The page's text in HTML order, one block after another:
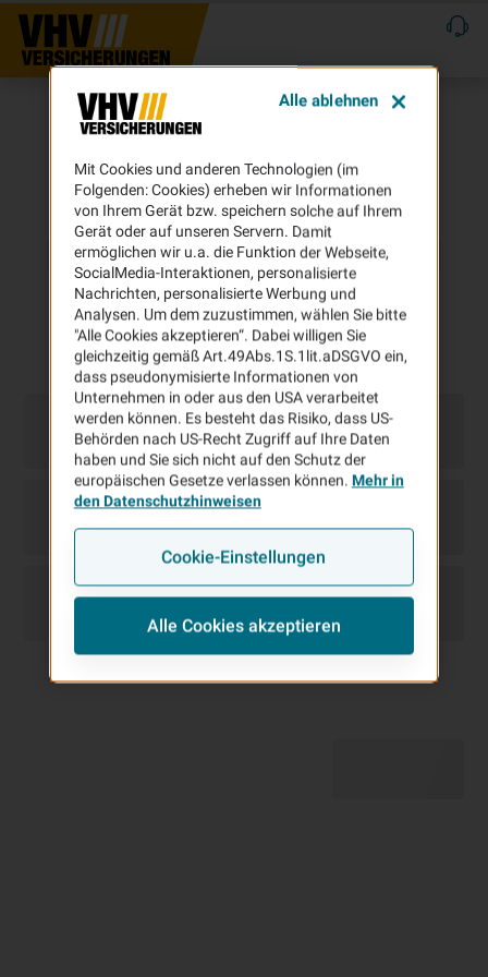
Mit Cookies und anderen Technologien (im
Folgenden: Cookies) erheben wir Informationen
von Ihrem Gerät bzw. speichern solche auf Ihrem
Gerät oder auf unseren Servern. Damit
ermöglichen wir u.a. die Funktion der Webseite,
SocialMedia-Interaktionen, personalisierte
Nachrichten, personalisierte Werbung und
Analysen. Um dem zuzustimmen, wählen Sie bitte
"Alle Cookies akzeptieren“. Dabei willigen Sie
gleichzeitig gemäß Art.49Abs.1S.1lit.aDSGVO ein,
dass pseudonymisierte Informationen von
Unternehmen in oder aus den USA verarbeitet
werden können. Es besteht das Risiko, dass US-
Behörden nach US-Recht Zugriff auf Ihre Daten
haben und Sie sich nicht auf den Schutz der
europäischen Gesetze verlassen können. Mehr in
den Datenschutzhinweisen
Cookie-Einstellungen
Alle Cookies akzeptieren
Alle ablehnen